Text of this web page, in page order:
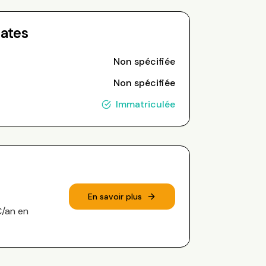
Non spécifiée
Non spécifiée
Immatriculée
an en
En savoir plus